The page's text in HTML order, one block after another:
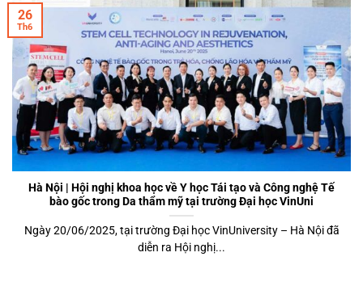
Hà Nội | Hội nghị khoa học về Y học Tái tạo và Công nghệ Tế
bào gốc trong Da thẩm mỹ tại trường Đại học VinUni
Ngày 20/06/2025, tại trường Đại học VinUniversity – Hà Nội đã
diễn ra Hội nghị...
26
Th6